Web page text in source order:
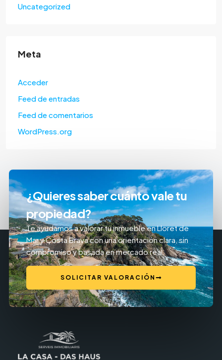
Uncategorized
Meta
Acceder
Feed de entradas
Feed de comentarios
WordPress.org
¿Quieres saber cuánto vale tu
propiedad?
Te ayudamos a valorar tu inmueble en Lloret de
Mar y Costa Brava con una orientación clara, sin
compromiso y basada en mercado real.
SOLICITAR VALORACIÓN